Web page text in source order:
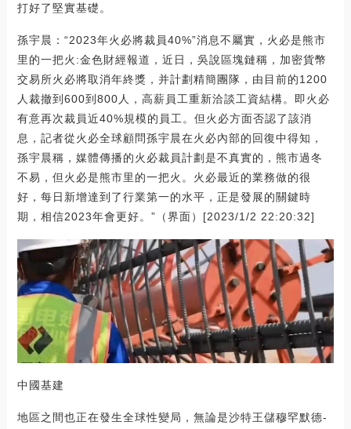
打好了堅實基礎。
孫宇晨：“2023年火必將裁員40%”消息不屬實，火必是熊市
里的一把火:金色財經報道，近日，吳說區塊鏈稱，加密貨幣
交易所火必將取消年終獎，并計劃精簡團隊，由目前的1200
人裁撤到600到800人，高薪員工重新洽談工資結構。即火必
有意再次裁員近40%規模的員工。但火必方面否認了該消
息，記者從火必全球顧問孫宇晨在火必內部的回復中得知，
孫宇晨稱，媒體傳播的火必裁員計劃是不真實的，熊市過冬
不易，但火必是熊市里的一把火。火必最近的業務做的很
好，每日新增達到了行業第一的水平，正是發展的關鍵時
期，相信2023年會更好。”（界面）[2023/1/2 22:20:32]
中國基建
地區之間也正在發生全球性變局，無論是沙特王儲穆罕默德-